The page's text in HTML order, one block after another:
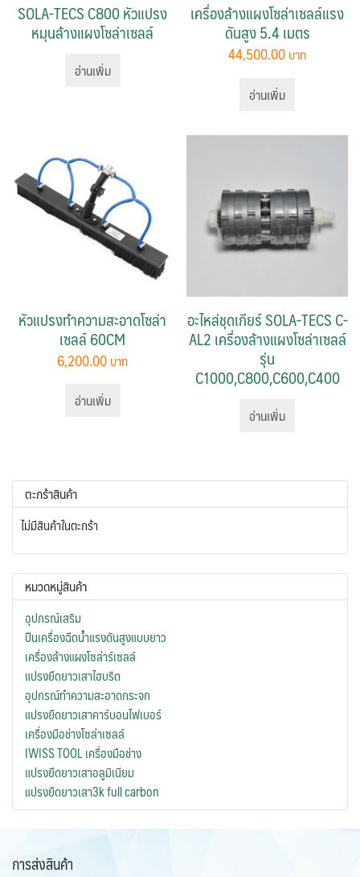
SOLA-TECS C800 หัวแปรง
หมุนล้างแผงโซล่าเซลล์
อ่านเพิ่ม
เครื่องล้างแผงโซล่าเซลล์แรง
ดันสูง 5.4 เมตร
44,500.00
อ่านเพิ่ม
หัวแปรงทำความสะอาดโซล่า
เซลล์ 60CM
6,200.00
อ่านเพิ่ม
อะไหล่ชุดเกียร์ SOLA-TECS C-
AL2 เครื่องล้างแผงโซล่าเซลล์
รุ่น
C1000,C800,C600,C400
อ่านเพิ่ม
ตะกร้าสินค้า
ไม่มีสินค้าในตะกร้า
หมวดหมู่สินค้า
อุปกรณ์เสริม
ปืนเครื่องฉีดน้ำแรงดันสูงแบบยาว
เครื่องล้างแผงโซล่าร์เซลล์
แปรงยืดยาวเสาไฮบริด
อุปกรณ์ทำความสะอาดกระจก
แปรงยืดยาวเสาคาร์บอนไฟเบอร์
เครื่องมือช่างโซล่าเซลล์
IWISS TOOL เครื่องมือช่าง
แปรงยืดยาวเสาอลูมิเนียม
แปรงยืดยาวเสา3k full carbon
การส่งสินค้า